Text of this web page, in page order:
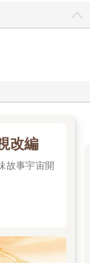
與酵母讓蛋糕膨
作出和我們如今習
更為粗糙與密實。
今日的耶誕節蛋糕
多利亞夾心蛋糕相
親與祖母輩一樣，
法至今管用，因為
蒙內爾蛋糕、佐茶
或另一種烈酒「餵
）那樣的薑餅也
改編
故事宇宙開